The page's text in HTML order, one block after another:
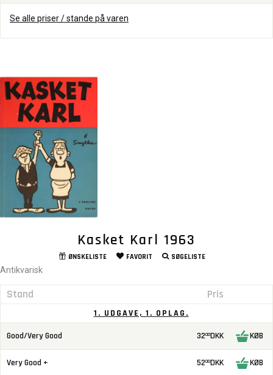
Se alle priser / stande på varen
Kasket Karl 1963
ØNSKELISTE FAVORIT SØGELISTE
Antikvarisk
Stand Pris
1. UDGAVE, 1. OPLAG.
Good/Very Good 3200DKK KØB
Very Good + 5200DKK KØB